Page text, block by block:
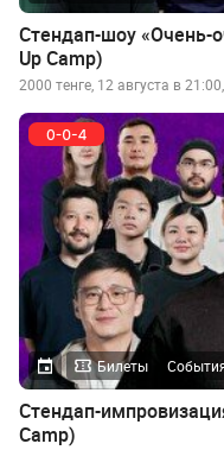
Стендап-шоу «Очень-
Up Camp)
2000 тенге, 12 августа в
Билеты
Стендап-
Camp)